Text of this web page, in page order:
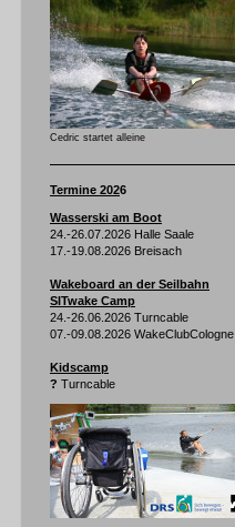
Cedric startet alleine
Termine 2026
Wasserski am Boot
24.-26.07.2026 Halle Saale
17.-19.08.2026 Breisach
Wakeboard an der Seilbahn
SITwake Camp
24.-26.06.2026 Turncable
07.-09.08.2026 WakeClubCologne
Kidscamp
? Turncable